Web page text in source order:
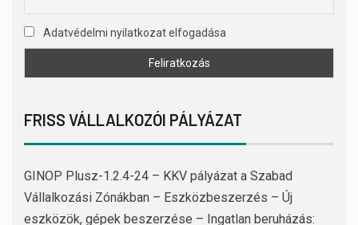
Adatvédelmi nyilatkozat elfogadása
FRISS VÁLLALKOZÓI PÁLYÁZAT
GINOP Plusz-1.2.4-24 – KKV pályázat a Szabad
Vállalkozási Zónákban – Eszközbeszerzés – Új
eszközök, gépek beszerzése – Ingatlan beruházás: